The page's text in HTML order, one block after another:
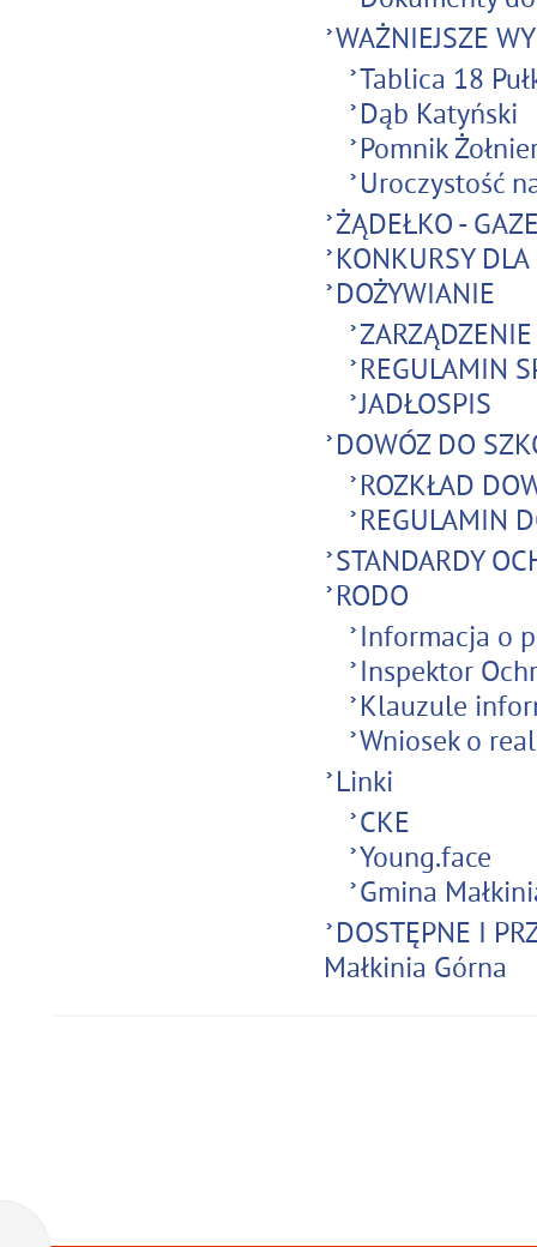
WAŻNIEJSZE
Tablica 18
Dąb Katyński
Pomnik
Uroczystość
ŻĄDEŁKO -
KONKURSY
DOŻYWIANIE
REGULAMIN
JADŁOSPIS
DOWÓZ DO
ROZKŁAD
REGULAMIN
STANDARDY
RODO
Informacja o
Inspektor
Klauzule
Wniosek o
Linki
CKE
Young.face
Gmina
DOSTĘPNE I
Małkinia Górna